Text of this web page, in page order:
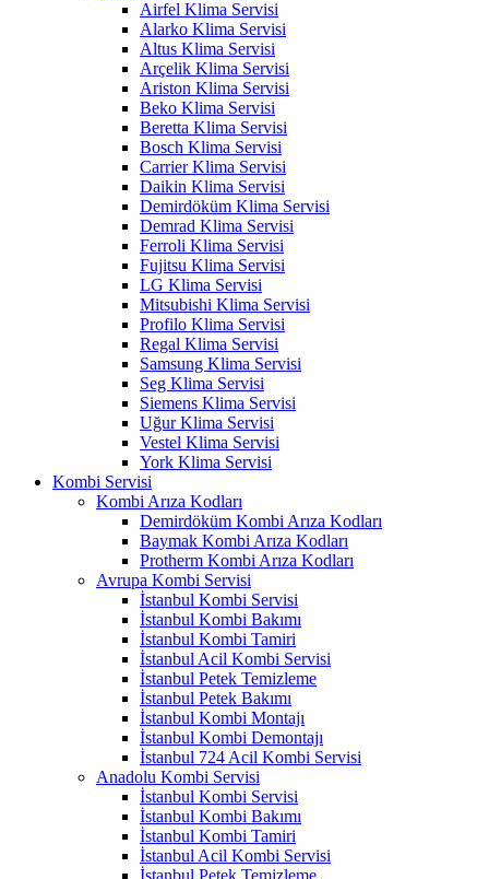
Airfel Klima Servisi
Alarko Klima Servisi
Altus Klima Servisi
Arçelik Klima Servisi
Ariston Klima Servisi
Beko Klima Servisi
Beretta Klima Servisi
Bosch Klima Servisi
Carrier Klima Servisi
Daikin Klima Servisi
Demirdöküm Klima Servisi
Demrad Klima Servisi
Ferroli Klima Servisi
Fujitsu Klima Servisi
LG Klima Servisi
Mitsubishi Klima Servisi
Profilo Klima Servisi
Regal Klima Servisi
Samsung Klima Servisi
Seg Klima Servisi
Siemens Klima Servisi
Uğur Klima Servisi
Vestel Klima Servisi
York Klima Servisi
Kombi Servisi
Kombi Arıza Kodları
Demirdöküm Kombi Arıza Kodları
Baymak Kombi Arıza Kodları
Protherm Kombi Arıza Kodları
Avrupa Kombi Servisi
İstanbul Kombi Servisi
İstanbul Kombi Bakımı
İstanbul Kombi Tamiri
İstanbul Acil Kombi Servisi
İstanbul Petek Temizleme
İstanbul Petek Bakımı
İstanbul Kombi Montajı
İstanbul Kombi Demontajı
İstanbul 724 Acil Kombi Servisi
Anadolu Kombi Servisi
İstanbul Kombi Servisi
İstanbul Kombi Bakımı
İstanbul Kombi Tamiri
İstanbul Acil Kombi Servisi
İstanbul Petek Temizleme